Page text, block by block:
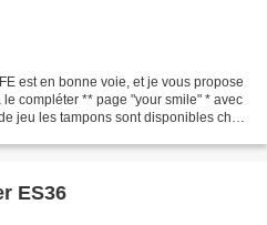
est en bonne voie, et je vous propose
compléter ** page "your smile" * avec
jeu les tampons sont disponibles chez
ES36